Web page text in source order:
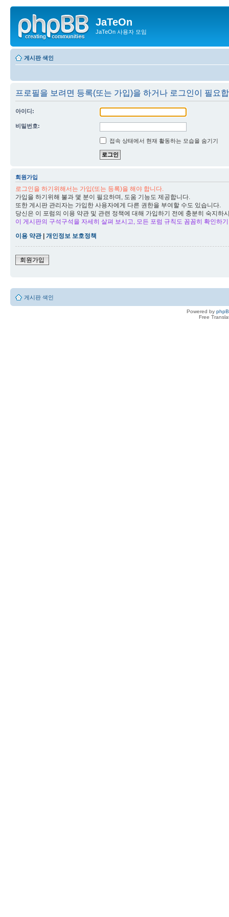
JaTeOn
JaTeOn 사용자 모임
게시판 색인
프로필을 보려면 등록(또는 가입)을 하거나 로그인이 필요
아이디:
비밀번호:
접속 상태에서 현재 활동하는 모습을 숨기기
회원가입
로그인을 하기위해서는 가입(또는 등록)을 해야 합니다.
가입을 하기위해 불과 몇 분이 필요하며, 도움 기능도 제공합니다.
또한 게시판 관리자는 가입한 사용자에게 다른 권한을 부여할 수도 있습니다.
당신은 이 포럼의 이용 약관 및 관련 정책에 대해 가입하기 전에 충분히 숙지하
이 게시판의 구석구석을 자세히 살펴 보시고, 모든 포럼 규칙도 꼼꼼히 확인하
이용 약관| 개인정보 보호정책
회원가입
게시판 색인
Powered by
Free